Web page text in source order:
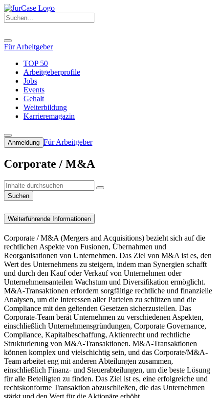
Für Arbeitgeber
TOP 50
Arbeitgeberprofile
Jobs
Events
Gehalt
Weiterbildung
Karrieremagazin
Anmeldung Für Arbeitgeber
Corporate / M&A
Suchen
Weiterführende Informationen
Corporate / M&A (Mergers and Acquisitions) bezieht sich auf die
rechtlichen Aspekte von Fusionen, Übernahmen und
Reorganisationen von Unternehmen. Das Ziel von M&A ist es, den
Wert des Unternehmens zu steigern, indem man Synergien schafft
und durch den Kauf oder Verkauf von Unternehmen oder
Unternehmensanteilen Wachstum und Diversifikation ermöglicht.
M&A-Transaktionen erfordern sorgfältige rechtliche und finanzielle
Analysen, um die Interessen aller Parteien zu schützen und die
Compliance mit den geltenden Gesetzen sicherzustellen. Das
Corporate-Team berät Unternehmen zu verschiedenen Aspekten,
einschließlich Unternehmensgründungen, Corporate Governance,
Compliance, Kapitalbeschaffung, Aktienrecht und rechtliche
Strukturierung von M&A-Transaktionen. M&A-Transaktionen
können komplex und vielschichtig sein, und das Corporate/M&A-
Team arbeitet eng mit anderen Abteilungen zusammen,
einschließlich Finanz- und Steuerabteilungen, um die beste Lösung
für alle Beteiligten zu finden. Das Ziel ist es, eine erfolgreiche und
rechtskonforme Transaktion abzuschließen, die das Unternehmen
stärkt und den Wert für die Aktionäre erhöht.